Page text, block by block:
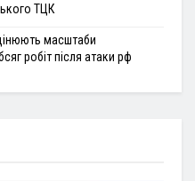
ТЦК
масштаби
робіт після атаки рф